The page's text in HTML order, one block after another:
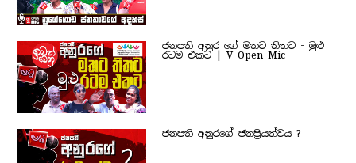
ජනපති අනුර ගේ මතට තිතට - මුළු
රටම එකට | V Open Mic
ජනපති අනුරගේ ජනප්‍රියත්වය ?